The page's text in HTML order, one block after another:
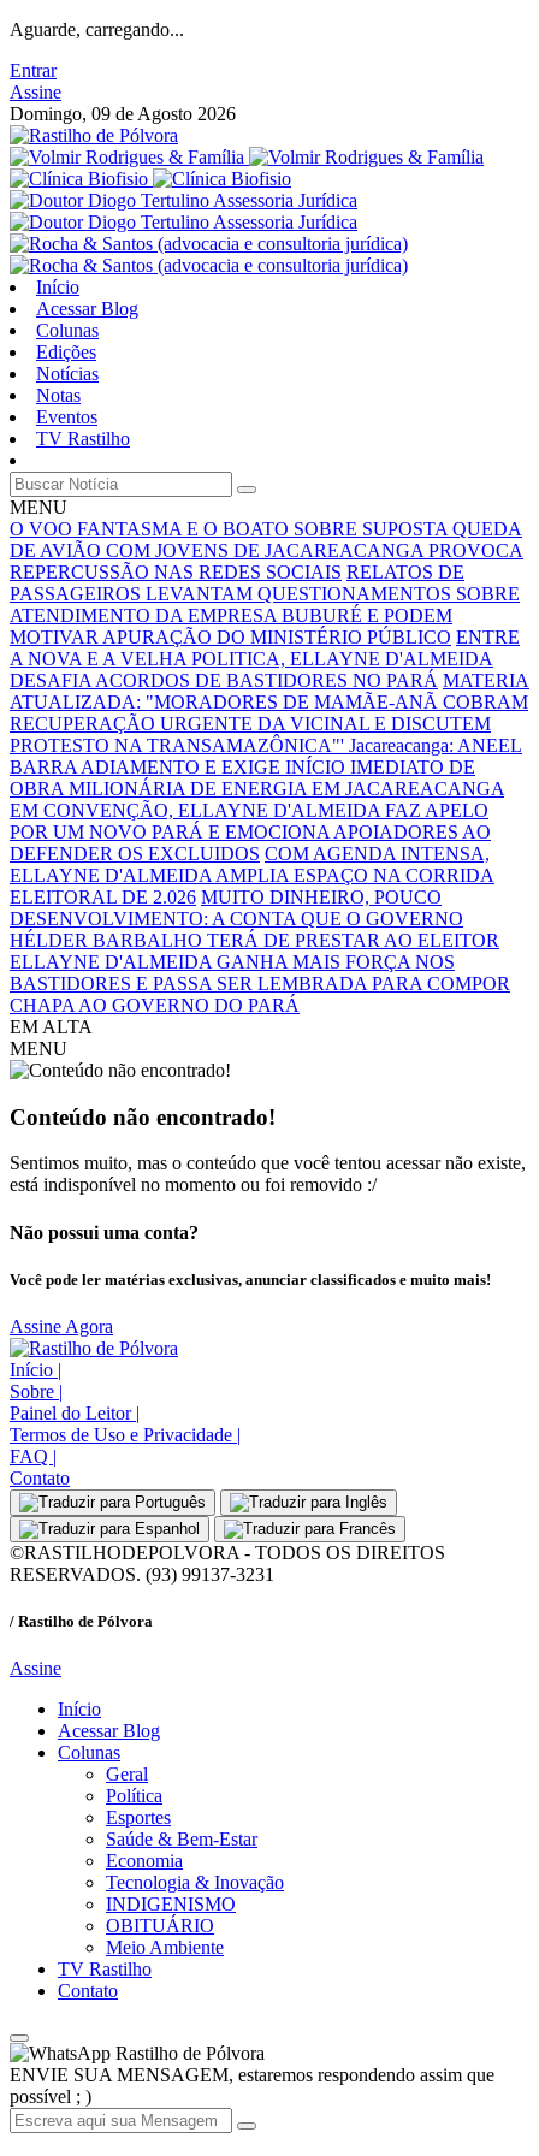
Aguarde, carregando...
Entrar
Assine
Domingo, 09 de Agosto 2026
Início
Acessar Blog
Colunas
Edições
Notícias
Notas
Eventos
TV Rastilho
MENU
O VOO FANTASMA E O BOATO SOBRE SUPOSTA QUEDA
DE AVIÃO COM JOVENS DE JACAREACANGA PROVOCA
REPERCUSSÃO NAS REDES SOCIAIS RELATOS DE
PASSAGEIROS LEVANTAM QUESTIONAMENTOS SOBRE
ATENDIMENTO DA EMPRESA BUBURÉ E PODEM
MOTIVAR APURAÇÃO DO MINISTÉRIO PÚBLICO ENTRE
A NOVA E A VELHA POLITICA, ELLAYNE D'ALMEIDA
DESAFIA ACORDOS DE BASTIDORES NO PARÁ MATERIA
ATUALIZADA: "MORADORES DE MAMÃE-ANÃ COBRAM
RECUPERAÇÃO URGENTE DA VICINAL E DISCUTEM
PROTESTO NA TRANSAMAZÔNICA"' Jacareacanga: ANEEL
BARRA ADIAMENTO E EXIGE INÍCIO IMEDIATO DE
OBRA MILIONÁRIA DE ENERGIA EM JACAREACANGA
EM CONVENÇÃO, ELLAYNE D'ALMEIDA FAZ APELO
POR UM NOVO PARÁ E EMOCIONA APOIADORES AO
DEFENDER OS EXCLUIDOS COM AGENDA INTENSA,
ELLAYNE D'ALMEIDA AMPLIA ESPAÇO NA CORRIDA
ELEITORAL DE 2.026 MUITO DINHEIRO, POUCO
DESENVOLVIMENTO: A CONTA QUE O GOVERNO
HÉLDER BARBALHO TERÁ DE PRESTAR AO ELEITOR
ELLAYNE D'ALMEIDA GANHA MAIS FORÇA NOS
BASTIDORES E PASSA SER LEMBRADA PARA COMPOR
CHAPA AO GOVERNO DO PARÁ
EM ALTA
MENU
Conteúdo não encontrado!
Sentimos muito, mas o conteúdo que você tentou acessar não existe,
está indisponível no momento ou foi removido :/
Não possui uma conta?
Você pode ler matérias exclusivas, anunciar classificados e muito mais!
Assine Agora
Início |
Sobre |
Painel do Leitor |
Termos de Uso e Privacidade |
FAQ |
Contato
©RASTILHODEPOLVORA - TODOS OS DIREITOS
RESERVADOS. (93) 99137-3231
/ Rastilho de Pólvora
Assine
Início
Acessar Blog
Colunas
Geral
Política
Esportes
Saúde & Bem-Estar
Economia
Tecnologia & Inovação
INDIGENISMO
OBITUÁRIO
Meio Ambiente
TV Rastilho
Contato
Rastilho de Pólvora
ENVIE SUA MENSAGEM, estaremos respondendo assim que
possível ; )